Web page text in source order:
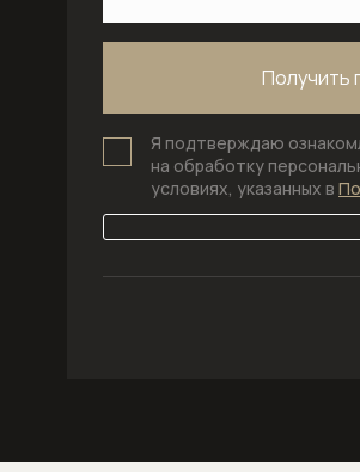
Я подтверждаю
на обработку
условиях, указанных в